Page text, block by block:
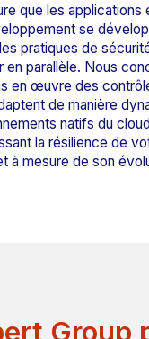
que les applications
se
pratiques de
en parallèle. Nous
en œuvre des
de manière
natifs du
la résilience de
à mesure de son